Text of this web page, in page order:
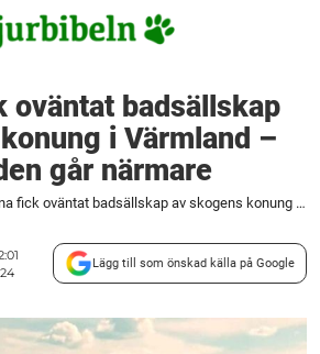
oväntat badsällskap
i Värmland –
går närmare
Karolina fick oväntat badsällskap av skogens konung i Värmland – titta nu när den går närmare
Lägg till som önskad källa på Google